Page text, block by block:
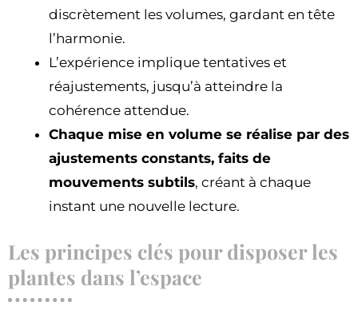
discrètement les volumes, gardant en tête
l’harmonie.
L’expérience implique tentatives et
réajustements, jusqu’à atteindre la
cohérence attendue.
Chaque mise en volume se réalise par des
ajustements constants, faits de
mouvements subtils, créant à chaque
instant une nouvelle lecture.
Les principes clés pour disposer les
plantes dans l’espace